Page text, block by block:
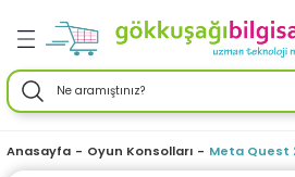
Geri Dön
Tabletler
Geri Dön
Birimleri
Geri Dön
Ürünleri
Geri Dön
Geri Dön
Geri Dön
Enerji
Geri Dön
Geri Dön
Geri Dön
Geri Dön
Geri Dön
Geri Dön
Geri Dön
Anasayfa Oyun Konsolları Meta Quest